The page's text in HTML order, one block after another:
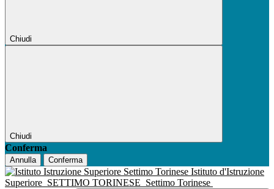
Chiudi
Chiudi
Conferma
Annulla Conferma
Istituto d'Istruzione
Superiore SETTIMO TORINESE Settimo Torinese